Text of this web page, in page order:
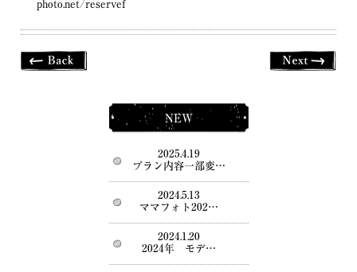
photo.net/reservef
NEW
2025.4.19
プラン内容一部変…
2024.5.13
ママフォト202…
2024.1.20
2024年 モデ…